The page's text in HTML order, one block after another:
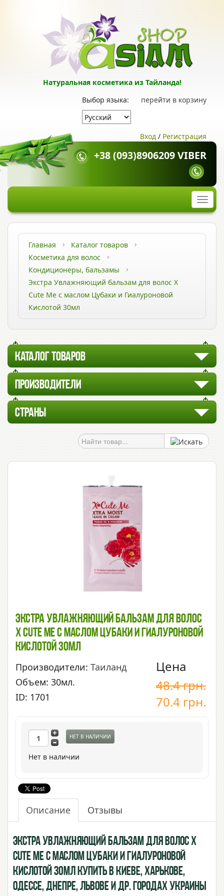
Натуральная косметика из Тайланда!
перейти в корзину
Выбор языка:
Вход / Регистрация
+38 (093)8906209 VIBER
Главная
Каталог товаров
Косметика для волос
Кондиционеры, бальзамы
Экстра Увлажняющий бальзам для волос X
Cute Me с маслом Цубаки и Гиалуроновой
Кислотой 30мл
КАТАЛОГ ТОВАРОВ
ПРОИЗВОДИТЕЛИ
СТРАНЫ
Экстра Увлажняющий Бальзам Для Волос
X Cute Me С Маслом Цубаки И Гиалуроновой
Кислотой 30мл
Производители: Таиланд
Объем: 30мл.
ID: 1701
Цена
48.4грн.
70.4 грн.
НЕТ В НАЛИЧИИ
Нет в наличии
Описание Отзывы
Экстра Увлажняющий бальзам для волос X
Cute Me с маслом Цубаки и Гиалуроновой
Кислотой 30мл купить в Киеве, Харькове,
Одессе, Днепре, Львове и др. городах Украины